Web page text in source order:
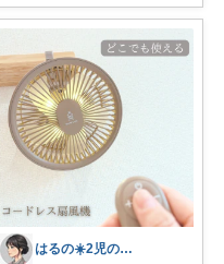
はるの☀️2児のママ𓂃◌𓈒𓐍